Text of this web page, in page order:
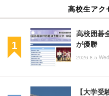
高校生アク
高校囲碁
が優勝
2026.8.5
【大学受